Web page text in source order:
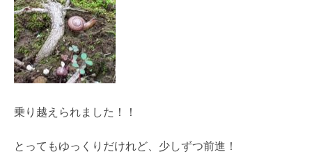
乗り越えられました！！
とってもゆっくりだけれど、少しずつ前進！